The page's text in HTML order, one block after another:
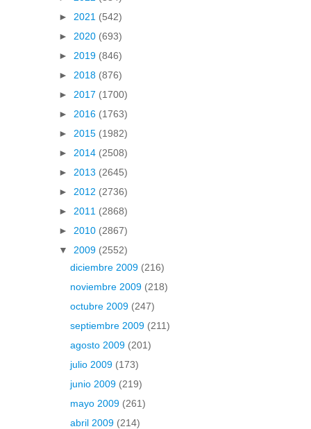
► 2021 (542)
► 2020 (693)
► 2019 (846)
► 2018 (876)
► 2017 (1700)
► 2016 (1763)
► 2015 (1982)
► 2014 (2508)
► 2013 (2645)
► 2012 (2736)
► 2011 (2868)
► 2010 (2867)
▼ 2009 (2552)
diciembre 2009 (216)
noviembre 2009 (218)
octubre 2009 (247)
septiembre 2009 (211)
agosto 2009 (201)
julio 2009 (173)
junio 2009 (219)
mayo 2009 (261)
abril 2009 (214)